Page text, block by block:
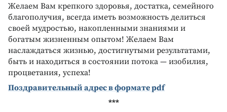
Желаем Вам крепкого здоровья, достатка, семейного
благополучия, всегда иметь возможность делиться
своей мудростью, накопленными знаниями и
богатым жизненным опытом! Желаем Вам
наслаждаться жизнью, достигнутыми результатами,
быть и находиться в состоянии потока — изобилия,
процветания, успеха!
Поздравительный адрес в формате pdf
***